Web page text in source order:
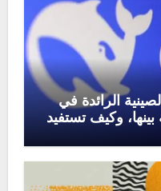
الرائدة في
بينها، وكيف تستفيد